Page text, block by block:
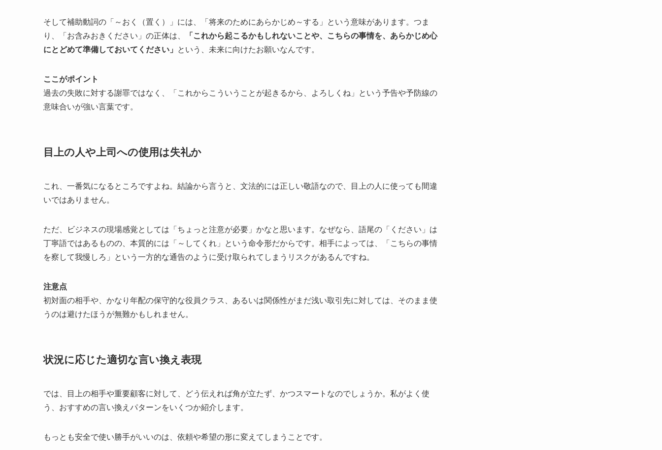
そして補助動詞の「～おく（置く）」には、「将来のためにあらかじめ～する」という意味があります。つま
り、「お含みおきください」の正体は、
「これから起こるかもしれないことや、こちらの事情を、あらかじめ心
にとどめて準備しておいてください」
という、未来に向けたお願いなんです。
ここがポイント
過去の失敗に対する謝罪ではなく、「これからこういうことが起きるから、よろしくね」という予告や予防線の
意味合いが強い言葉です。
目上の人や上司への使用は失礼か
これ、一番気になるところですよね。結論から言うと、文法的には正しい敬語なので、目上の人に使っても間違
いではありません。
ただ、ビジネスの現場感覚としては「ちょっと注意が必要」かなと思います。なぜなら、語尾の「ください」は
丁寧語ではあるものの、本質的には「～してくれ」という命令形だからです。相手によっては、「こちらの事情
を察して我慢しろ」という一方的な通告のように受け取られてしまうリスクがあるんですね。
注意点
初対面の相手や、かなり年配の保守的な役員クラス、あるいは関係性がまだ浅い取引先に対しては、そのまま使
うのは避けたほうが無難かもしれません。
状況に応じた適切な言い換え表現
では、目上の相手や重要顧客に対して、どう伝えれば角が立たず、かつスマートなのでしょうか。私がよく使
う、おすすめの言い換えパターンをいくつか紹介します。
もっとも安全で使い勝手がいいのは、依頼や希望の形に変えてしまうことです。